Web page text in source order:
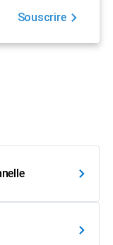
Souscrire